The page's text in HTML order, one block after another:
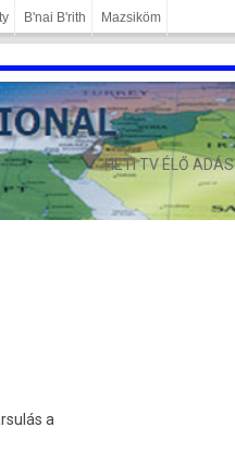
B'nai B'rith Mazsiköm
HETI TV ÉLŐ ADÁS
a